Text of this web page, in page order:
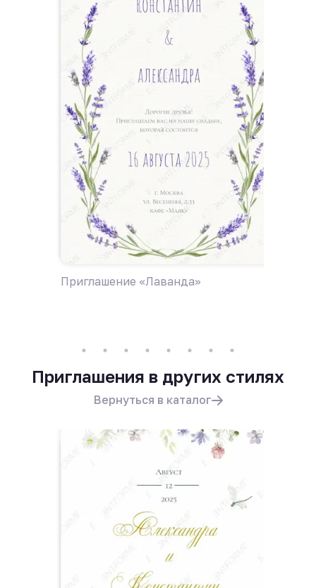
Приглашение «Лаванда»
Приглашения в других стилях
Вернуться в каталог